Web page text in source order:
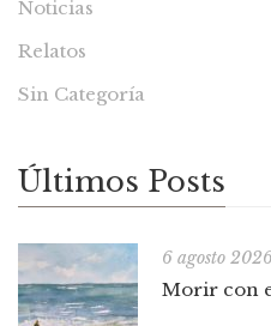
Noticias
Relatos
Sin Categoría
Últimos Posts
6 agosto
Morir con